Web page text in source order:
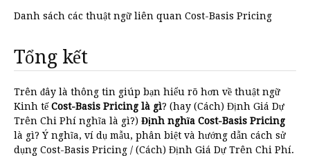
Danh sách các thuật ngữ liên quan Cost-Basis Pricing
Tổng kết
Trên đây là thông tin giúp bạn hiểu rõ hơn về thuật ngữ
Kinh tếCost-Basis Pricing là gì? (hay (Cách) Định Giá Dự
Trên Chi Phí nghĩa là gì?) Định nghĩa Cost-Basis Pricing
là gì? Ý nghĩa, ví dụ mẫu, phân biệt và hướng dẫn cách sử
dụng Cost-Basis Pricing / (Cách) Định Giá Dự Trên Chi Phí.